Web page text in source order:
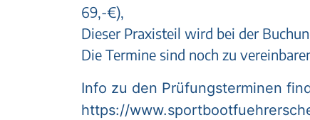
69,-€),
Dieser Praxisteil wird bei der
Die Termine sind noch zu
Info zu den Prüfungsterminen
https://